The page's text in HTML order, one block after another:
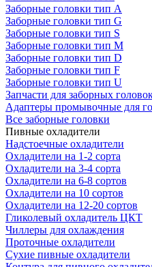
Заборные головки тип А
Заборные головки тип G
Заборные головки тип S
Заборные головки тип M
Заборные головки тип D
Заборные головки тип F
Заборные головки тип U
Запчасти для заборных
Адаптеры промывочные для
Все заборные головки
Пивные охладители
Надстоечные охладители
Охладители на 1-2 сорта
Охладители на 3-4 сорта
Охладители на 6-8 сортов
Охладители на 10 сортов
Охладители на 12-20 сортов
Гликолевый охладитель ЦКТ
Чиллеры для охлаждения
Проточные охладители
Сухие пивные охладители